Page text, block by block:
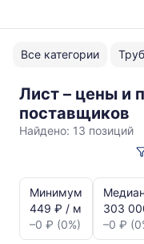
Все категории
Лист – цены и
поставщиков
Найдено: 13 позиций
динамика
цен:
Лист
Минимум
449 ₽ / м
–0 ₽ (0%)
303
–0 ₽